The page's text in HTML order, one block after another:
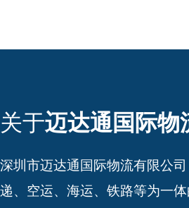
关于迈达通国际物
深圳市迈达通国际物流有限公
递、空运、海运、铁路等为一